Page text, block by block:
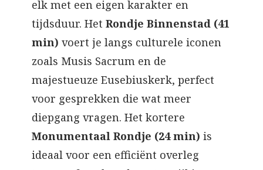
elk met een eigen karakter en
tijdsduur. Het Rondje Binnenstad (41
min) voert je langs culturele iconen
zoals Musis Sacrum en de
majestueuze Eusebiuskerk, perfect
voor gesprekken die wat meer
diepgang vragen. Het kortere
Monumentaal Rondje (24 min) is
ideaal voor een efficiënt overleg